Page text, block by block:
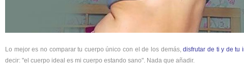
Lo mejor es no comparar tu cuerpo único con el de los demás,disfrutar de ti y de tu
decir: "el cuerpo ideal es mi cuerpo estando sano". Nada que añadir.